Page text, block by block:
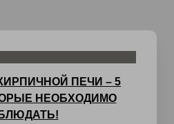
ПЕЧИ – 5
НЕОБХОДИМО